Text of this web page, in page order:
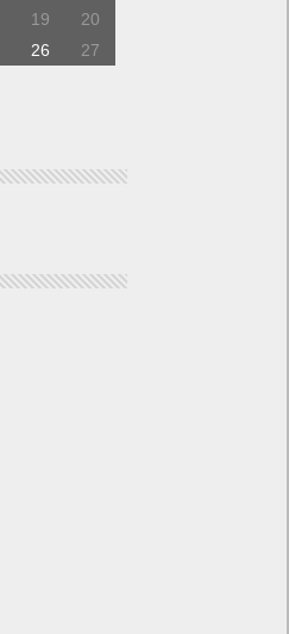
19
20
26
27